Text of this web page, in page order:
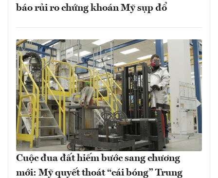
báo rủi ro chứng khoán Mỹ sụp đổ
Cuộc đua đất hiếm bước sang chương
mới: Mỹ quyết thoát “cái bóng” Trung